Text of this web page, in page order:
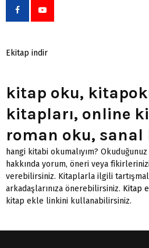
Ekitap indir
kitap oku,
kitapları, online
roman oku,
hangi kitabi okumalıyım?
hakkında yorum, öneri veya
verebilirsiniz. Kitaplarla ilgili
arkadaşlarınıza önerebilirsiniz. Kitap
kitap ekle linkini kullanabilirsiniz.